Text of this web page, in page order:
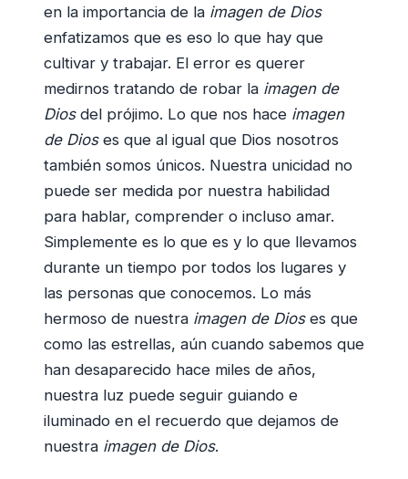
en la importancia de la imagen de Dios
enfatizamos que es eso lo que hay que
cultivar y trabajar. El error es querer
medirnos tratando de robar la imagen de
Diosdel prójimo. Lo que nos hace imagen
de Dios es que al igual que Dios nosotros
también somos únicos. Nuestra unicidad no
puede ser medida por nuestra habilidad
para hablar, comprender o incluso amar.
Simplemente es lo que es y lo que llevamos
durante un tiempo por todos los lugares y
las personas que conocemos. Lo más
hermoso de nuestra imagen de Dioses que
como las estrellas, aún cuando sabemos que
han desaparecido hace miles de años,
nuestra luz puede seguir guiando e
iluminado en el recuerdo que dejamos de
nuestra imagen de Dios.